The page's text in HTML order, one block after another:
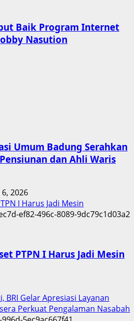
Baik Program Internet
Nasution
Umum Badung Serahkan
dan Ahli Waris
2026
I Harus Jadi Mesin
PTPN I Harus Jadi Mesin
BRI Gelar Apresiasi Layanan
Perkuat Pengalaman Nasabah